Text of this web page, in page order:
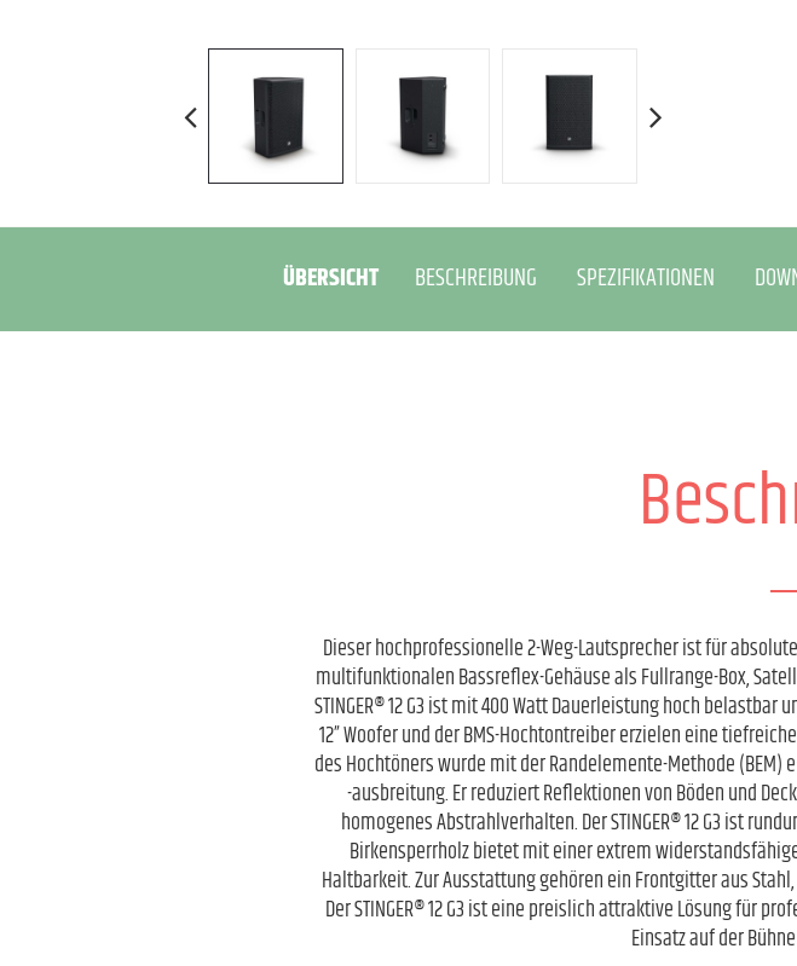
ÜBERSICHT BESCHREIBUNG SPEZIFIKATIONEN
Dieser hochprofessionelle 2-Weg-Lautsprecher ist für
multifunktionalen Bassreflex-Gehäuse als Fullrange-Box,
STINGER® 12 G3 ist mit 400 Watt Dauerleistung hoch
12” Woofer und der BMS-Hochtontreiber erzielen eine
des Hochtöners wurde mit der Randelemente-Methode
-ausbreitung. Er reduziert Reflektionen von Böden und
homogenes Abstrahlverhalten. Der STINGER® 12 G3 ist
Birkensperrholz bietet mit einer extrem
Haltbarkeit. Zur Ausstattung gehören ein Frontgitter aus
Der STINGER® 12 G3 ist eine preislich attraktive Lösung für
Einsatz auf der